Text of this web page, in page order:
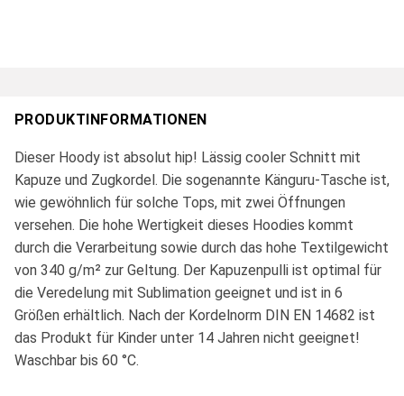
PRODUKTINFORMATIONEN
Dieser Hoody ist absolut hip! Lässig cooler Schnitt mit
Kapuze und Zugkordel. Die sogenannte Känguru-Tasche ist,
wie gewöhnlich für solche Tops, mit zwei Öffnungen
versehen. Die hohe Wertigkeit dieses Hoodies kommt
durch die Verarbeitung sowie durch das hohe Textilgewicht
von 340 g/m² zur Geltung. Der Kapuzenpulli ist optimal für
die Veredelung mit Sublimation geeignet und ist in 6
Größen erhältlich. Nach der Kordelnorm DIN EN 14682 ist
das Produkt für Kinder unter 14 Jahren nicht geeignet!
Waschbar bis 60 °C.